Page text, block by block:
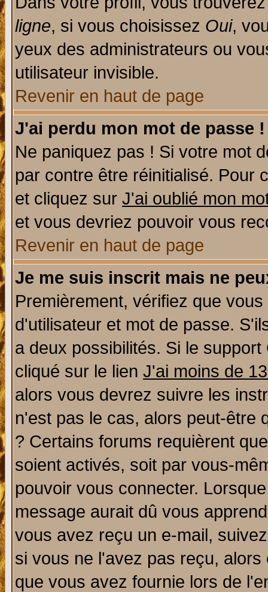
ligne, si vous choisissez Oui,
yeux des administrateurs ou
utilisateur invisible.
Revenir en haut de page
J'ai perdu mon mot de passe !
Ne paniquez pas ! Si votre mot
par contre être réinitialisé. Pour
et cliquez sur J'ai oublié mon
et vous devriez pouvoir vous
Revenir en haut de page
Je me suis inscrit mais ne
Premièrement, vérifiez que
d'utilisateur et mot de passe.
a deux possibilités. Si le
cliqué sur le lien J'ai moins de
alors vous devrez suivre les
n'est pas le cas, alors peut-être
? Certains forums requièrent
soient activés, soit par vous-
pouvoir vous connecter.
message aurait dû vous
vous avez reçu un e-mail,
si vous ne l'avez pas reçu,
que vous avez fournie lors de